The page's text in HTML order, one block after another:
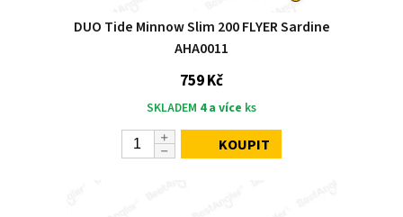
DUO Tide Minnow Slim 200 FLYER Sardine
AHA0011
759 Kč
SKLADEM 4 a více ks
KOUPIT